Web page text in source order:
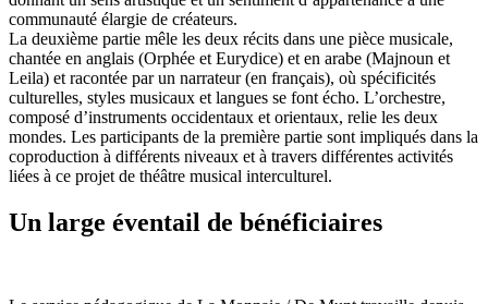
communauté élargie de créateurs.
La deuxième partie mêle les deux récits dans une pièce musicale,
chantée en anglais (Orphée et Eurydice) et en arabe (Majnoun et
Leila) et racontée par un narrateur (en français), où spécificités
culturelles, styles musicaux et langues se font écho. L’orchestre,
composé d’instruments occidentaux et orientaux, relie les deux
mondes. Les participants de la première partie sont impliqués dans la
coproduction à différents niveaux et à travers différentes activités
liées à ce projet de théâtre musical interculturel.
Un large éventail de bénéficiaires